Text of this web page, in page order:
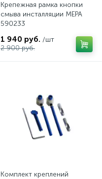
Крепежная рамка кнопки
смыва инсталляции MEPA
590233
1 940 руб. /шт
2 900 руб.
Комплект креплений